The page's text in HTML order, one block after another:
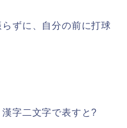
ずに、自分の前に打球
字二文字で表すと?